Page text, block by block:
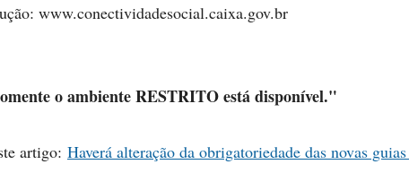
www.conectividadesocial.caixa.gov.br
o ambiente RESTRITO está disponível."
artigo: Haverá alteração da obrigatoriedade das novas